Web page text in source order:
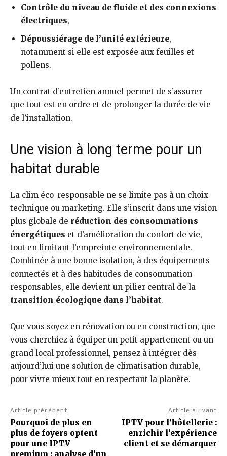
Contrôle du niveau de fluide et des connexions
électriques,
Dépoussiérage de l’unité extérieure,
notamment si elle est exposée aux feuilles et
pollens.
Un contrat d’entretien annuel permet de s’assurer
que tout est en ordre et de prolonger la durée de vie
de l’installation.
Une vision à long terme pour un
habitat durable
La clim éco-responsable ne se limite pas à un choix
technique ou marketing. Elle s’inscrit dans une vision
plus globale de réduction des consommations
énergétiques et d’amélioration du confort de vie,
tout en limitant l’empreinte environnementale.
Combinée à une bonne isolation, à des équipements
connectés et à des habitudes de consommation
responsables, elle devient un pilier central de la
transition écologique dans l’habitat.
Que vous soyez en rénovation ou en construction, que
vous cherchiez à équiper un petit appartement ou un
grand local professionnel, pensez à intégrer dès
aujourd’hui une solution de climatisation durable,
pour vivre mieux tout en respectant la planète.
Article précédent
Pourquoi de plus en
plus de foyers optent
pour une IPTV
Article suivant
IPTV pour l’hôtellerie :
enrichir l’expérience
client et se démarquer